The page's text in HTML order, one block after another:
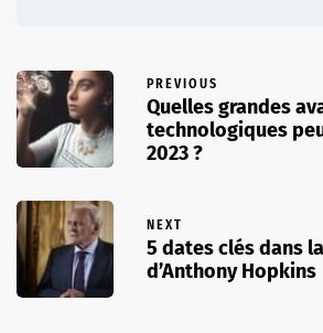
PREVIOUS
Quelles grandes
technologiques
2023 ?
NEXT
5 dates clés dans
d’Anthony Hopkins